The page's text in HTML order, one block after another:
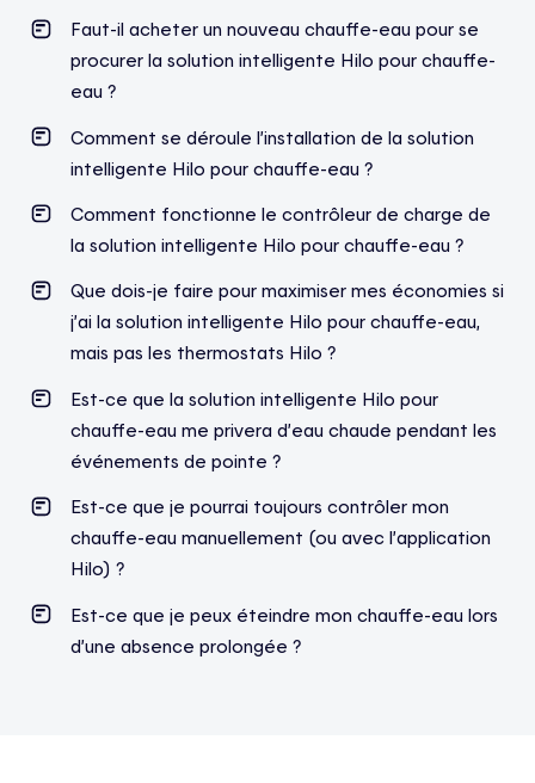
Faut-il acheter un nouveau chauffe-eau pour se
procurer la solution intelligente Hilo pour chauffe-
eau ?
Comment se déroule l’installation de la solution
intelligente Hilo pour chauffe-eau ?
Comment fonctionne le contrôleur de charge de
la solution intelligente Hilo pour chauffe-eau ?
Que dois-je faire pour maximiser mes économies si
j’ai la solution intelligente Hilo pour chauffe-eau,
mais pas les thermostats Hilo ?
Est-ce que la solution intelligente Hilo pour
chauffe-eau me privera d’eau chaude pendant les
événements de pointe ?
Est-ce que je pourrai toujours contrôler mon
chauffe-eau manuellement (ou avec l’application
Hilo) ?
Est-ce que je peux éteindre mon chauffe-eau lors
d’une absence prolongée ?